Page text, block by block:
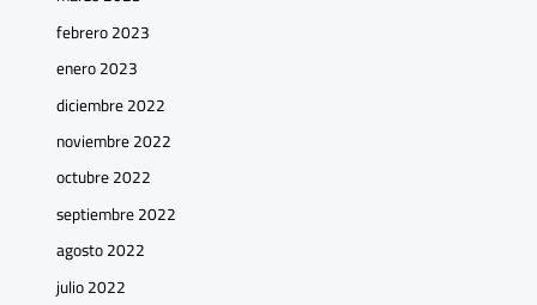
febrero 2023
enero 2023
diciembre 2022
noviembre 2022
octubre 2022
septiembre 2022
agosto 2022
julio 2022